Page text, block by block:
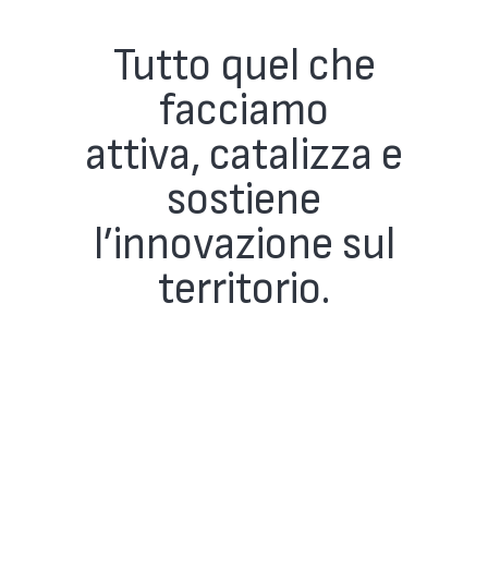
Tutto quel che
facciamo
attiva, catalizza e
sostiene
l’innovazione sul
territorio.